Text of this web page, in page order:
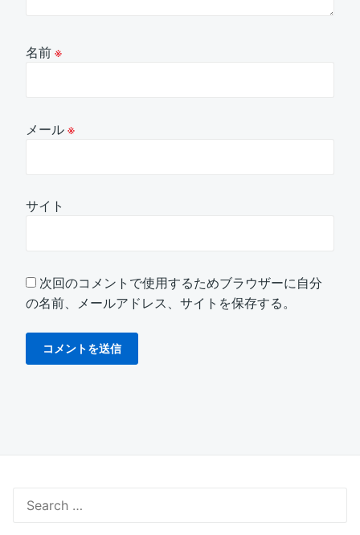
名前※
メール※
サイト
次回のコメントで使用するためブラウザーに自分
の名前、メールアドレス、サイトを保存する。
for: